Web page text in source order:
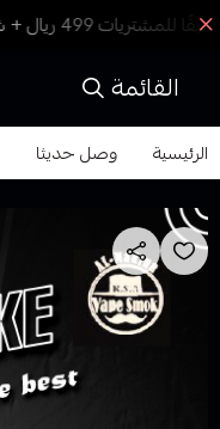
القائمة
الرئيسية وصل حديثا